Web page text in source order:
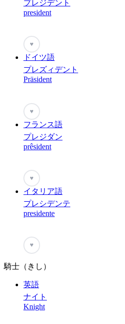
プレジデント
president
♥
ドイツ語
プレズィデント
Präsident
♥
フランス語
プレジダン
prêsident
♥
イタリア語
プレシデンテ
presidente
♥
騎士（きし）
英語
ナイト
Knight